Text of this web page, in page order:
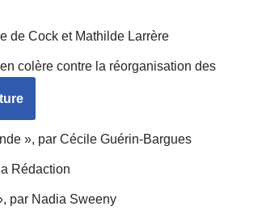
de Cock et Mathilde Larrère
colère contre la réorganisation des
», par Cécile Guérin-Bargues
Rédaction
par Nadia Sweeny